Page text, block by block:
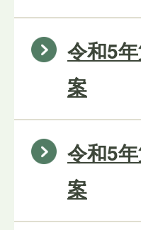
令和5
案
令和5
案